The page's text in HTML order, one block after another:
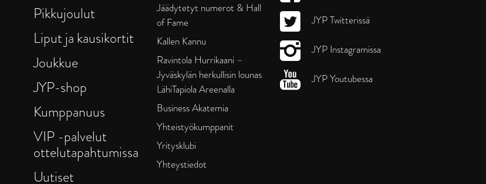
Pikkujoulut
Liput ja kausikortit
Joukkue
JYP-shop
Kumppanuus
VIP -palvelut
ottelutapahtumissa
Uutiset
Jäädytetyt numerot & Hall
of Fame
Kallen Kannu
Ravintola Hurrikaani –
Jyväskylän herkullisin lounas
LähiTapiola Areenalla
Business Akatemia
Yhteistyökumppanit
Yritysklubi
Yhteystiedot
JYP Twitterissä
JYP Instagramissa
JYP Youtubessa